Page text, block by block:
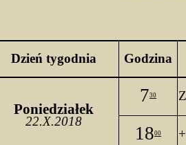
Dzień tygodnia Godzina
Poniedziałek
22.X.2018
730
1800